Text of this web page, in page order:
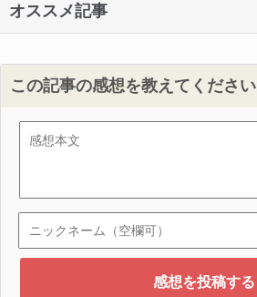
オススメ記事
この記事の感想を教えてください